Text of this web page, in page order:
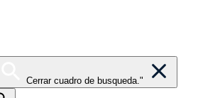
Cerrar cuadro de busqueda."